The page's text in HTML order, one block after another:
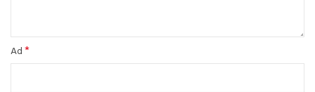
Ad*